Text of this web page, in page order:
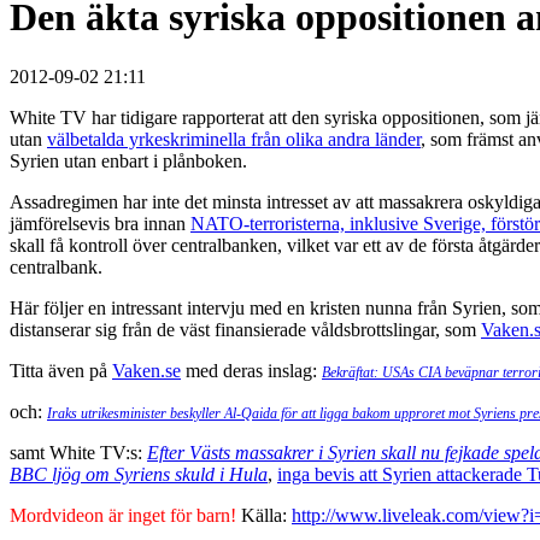
Den äkta syriska oppositionen
2012-09-02 21:11
White TV har tidigare rapporterat att den syriska oppositionen, som
utan välbetalda yrkeskriminella från olika andra länder, som främst
Syrien utan enbart i plånboken.
Assadregimen har inte det minsta intresset av att massakrera
jämförelsevis bra innan NATO-terroristerna, inklusive Sverige,
skall få kontroll över centralbanken, vilket var ett av de första
centralbank.
Här följer en intressant intervju med en kristen nunna från Syrien,
distanserar sig från de väst finansierade våldsbrottslingar, som
Titta även på Vaken.se med deras inslag: Bekräftat: USAs CIA beväpnar
och: Iraks utrikesminister beskyller Al-Qaida för att ligga bakom upproret mot Syriens
samt White TV:s: Efter Västs massakrer i Syrien skall nu fejkade
BBC ljög om Syriens skuld i Hula, inga bevis att Syrien attackerade
Mordvideon är inget för barn! Källa: http://www.liveleak.com/